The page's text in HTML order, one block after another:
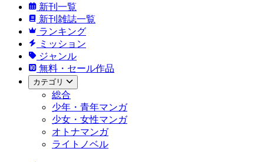
新刊一覧
新刊雑誌一覧
ランキング
ミッション
ジャンル
無料・セール作品
カテゴリ
総合
少年・青年マンガ
少女・女性マンガ
オトナマンガ
ライトノベル